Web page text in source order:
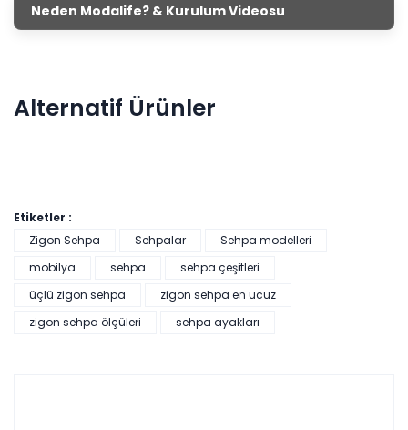
Neden Modalife? & Kurulum Videosu
Alternatif Ürünler
Cross Üçlü Zigon Sehpa
Etiketler :
Zigon Sehpa
Sehpalar
Sehpa modelleri
mobilya
sehpa
sehpa çeşitleri
üçlü zigon sehpa
zigon sehpa en ucuz
zigon sehpa ölçüleri
sehpa ayakları